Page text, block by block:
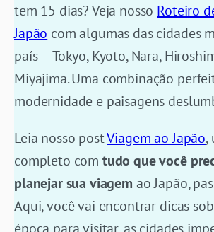
tem 15 dias? Veja nosso Roteiro
Japão com algumas das cidades
país — Tokyo, Kyoto, Nara,
Miyajima. Uma combinação
modernidade e paisagens
Leia nosso postViagem ao Japão,
completo com tudo que você
planejar sua viagem ao Japão,
Aqui, você vai encontrar dicas
época para visitar, as cidades